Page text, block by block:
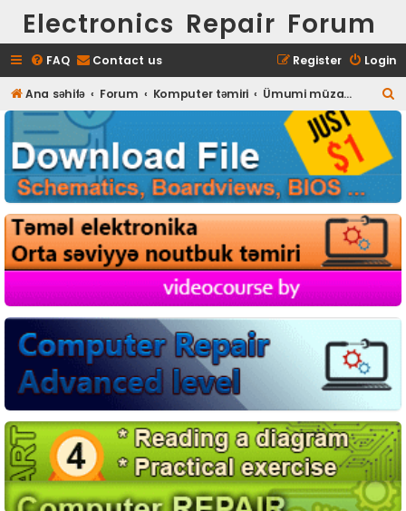
Electronics Repair Forum
FAQ Contact us Login
Register
Ana səhifə Forum Komputer təmiri Ümumi müzakirələr
e
h